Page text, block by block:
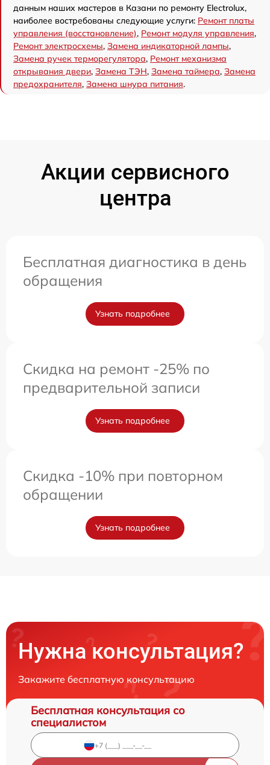
данным наших мастеров в Казани по ремонту Electrolux,
наиболее востребованы следующие услуги: Ремонт платы
управления (восстановление), Ремонт модуля управления,
Ремонт электросхемы, Замена индикаторной лампы,
Замена ручек терморегулятора, Ремонт механизма
открывания двери, Замена ТЭН, Замена таймера, Замена
предохранителя, Замена шнура питания.
Акции сервисного
центра
Бесплатная диагностика в день
обращения
Узнать подробнее
Скидка на ремонт -25% по
предварительной записи
Узнать подробнее
Скидка -10% при повторном
обращении
Узнать подробнее
Нужна консультация?
Закажите бесплатную консультацию
Бесплатная консультация со
специалистом